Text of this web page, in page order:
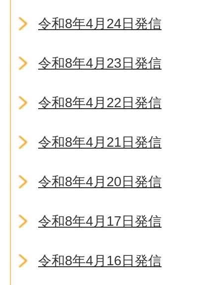
令和8年4月24日発信
令和8年4月23日発信
令和8年4月22日発信
令和8年4月21日発信
令和8年4月20日発信
令和8年4月17日発信
令和8年4月16日発信